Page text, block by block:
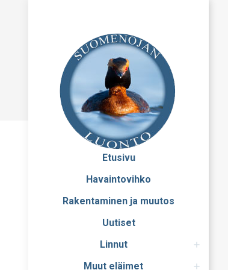
Etusivu
Havaintovihko
Rakentaminen ja muutos
Uutiset
Linnut
Muut eläimet